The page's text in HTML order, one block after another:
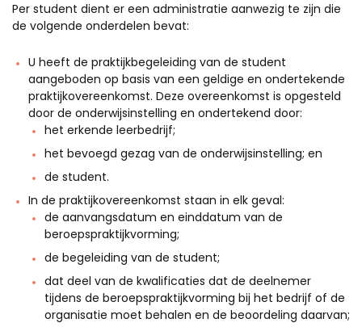
Per student dient er een administratie aanwezig te zijn die
de volgende onderdelen bevat:
U heeft de praktijkbegeleiding van de student
aangeboden op basis van een geldige en ondertekende
praktijkovereenkomst. Deze overeenkomst is opgesteld
door de onderwijsinstelling en ondertekend door:
het erkende leerbedrijf;
het bevoegd gezag van de onderwijsinstelling; en
de student.
In de praktijkovereenkomst staan in elk geval:
de aanvangsdatum en einddatum van de
beroepspraktijkvorming;
de begeleiding van de student;
dat deel van de kwalificaties dat de deelnemer
tijdens de beroepspraktijkvorming bij het bedrijf of de
organisatie moet behalen en de beoordeling daarvan;